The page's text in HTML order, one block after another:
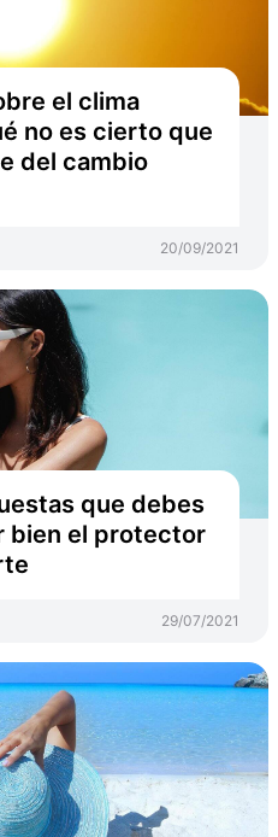
el clima
no es cierto que
del cambio
20/09/2021
que debes
bien el protector
29/07/2021